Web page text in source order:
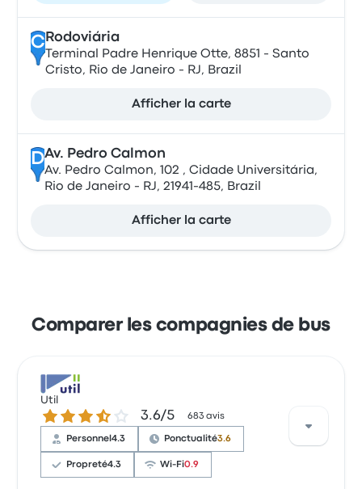
CRodoviária
Terminal Padre Henrique Otte, 8851 - Santo
Cristo, Rio de Janeiro - RJ, Brazil
Afficher la carte
DAv. Pedro Calmon
Av. Pedro Calmon, 102 , Cidade Universitária,
Rio de Janeiro - RJ, 21941-485, Brazil
Afficher la carte
Comparer les compagnies de bus
Util
3.6 sur 5 étoiles 3.6/5 683 avis
Personnel4.3 Ponctualité3.6
Propreté4.3 Wi-Fi0.9